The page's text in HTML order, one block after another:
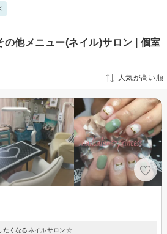
の他メニュー(ネイル)サロン | 個室
人気が高い順
たくなるネイルサロン☆